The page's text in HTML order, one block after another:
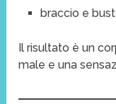
braccio e
Il risultato è un
male e una